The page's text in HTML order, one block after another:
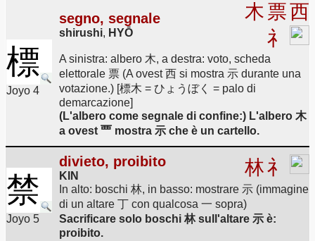
標
Joyo 4
segno, segnale
shirushi, HYŌ
木票西
礻
A sinistra: albero 木, a destra: voto, scheda
elettorale 票 (A ovest 西 si mostra 示 durante una
votazione.) [標木 = ひょうぼく = palo di
demarcazione]
(L'albero come segnale di confine:) L'albero 木
a ovest 覀 mostra 示 che è un cartello.
禁
Joyo 5
divieto, proibito
KIN 林礻
In alto: boschi 林, in basso: mostrare 示 (immagine
di un altare 丁 con qualcosa 一 sopra)
Sacrificare solo boschi 林 sull'altare 示 è:
proibito.